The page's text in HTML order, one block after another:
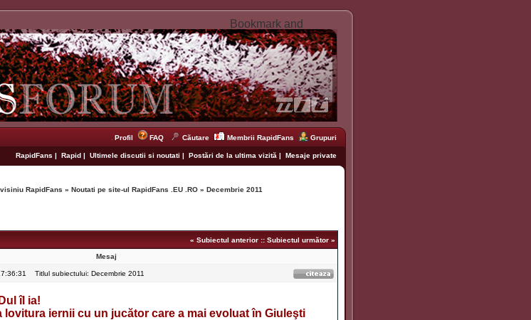
Profil FAQ Căutare Membrii RapidFans Grupuri
RapidFans | Rapid | Ultimele discutii si noutati | Postări de la ultima vizită | Mesaje private
RapidFans » Noutati pe site-ul RapidFans .EU .RO » Decembrie 2011
« Subiectul anterior :: Subiectul următor »
Mesaj
Titlul subiectului: Decembrie 2011
îl ia!
lovitura iernii cu un jucător care a mai evoluat în Giuleşti